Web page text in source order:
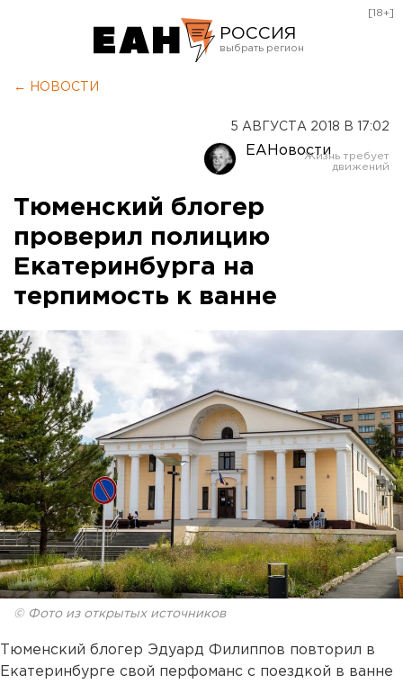
РОССИЯ
Оренбург
[18+]
← НОВОСТИ
5 АВГУСТА 2018 В 17:02
ЕАНовости
Тюменский блогер
проверил полицию
Екатеринбурга на
терпимость к ванне
© Фото из открытых источников
Тюменский блогер Эдуард Филиппов повторил в
Екатеринбурге свой перфоманс с поездкой в ванне